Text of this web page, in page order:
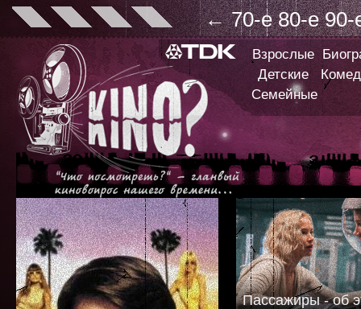
← 70-е 80-е 90-
Взрослые
Детские
Семейные
Пассажиры - об